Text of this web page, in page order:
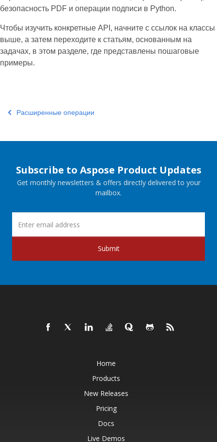
безопасность PDF и операции подписи в Python.
Чтобы изучить конкретные API, начните с ссылок на классы
выше, а затем переходите к статьям, основанным на
задачах, в этом разделе, где представлены пошаговые
примеры.
Расширенные операции
Subscribe to Aspose Product Updates
Get monthly newsletters & offers directly delivered to your
mailbox.
Submit
Home
Products
New Releases
Pricing
Docs
Live Demos